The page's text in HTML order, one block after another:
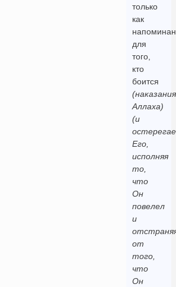
только
как
для
того,
кто
боится
(наказания
Аллаха)
(и
Его,
исполняя
то,
что
Он
повелел
и
от
того,
что
Он